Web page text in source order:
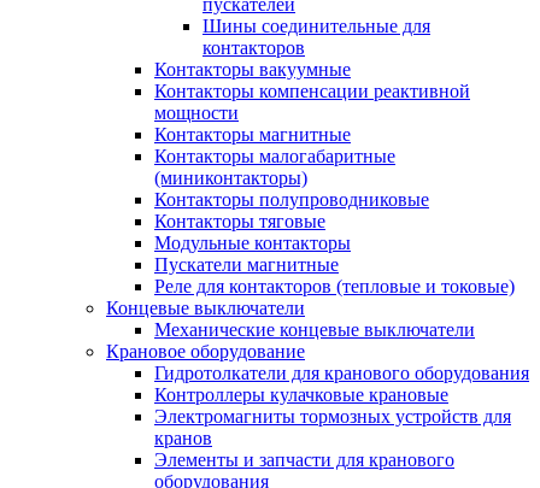
пускателей
Шины соединительные для
контакторов
Контакторы вакуумные
Контакторы компенсации реактивной
мощности
Контакторы магнитные
Контакторы малогабаритные
(миниконтакторы)
Контакторы полупроводниковые
Контакторы тяговые
Модульные контакторы
Пускатели магнитные
Реле для контакторов (тепловые и токовые)
Концевые выключатели
Механические концевые выключатели
Крановое оборудование
Гидротолкатели для кранового оборудования
Контроллеры кулачковые крановые
Электромагниты тормозных устройств для
кранов
Элементы и запчасти для кранового
оборудования